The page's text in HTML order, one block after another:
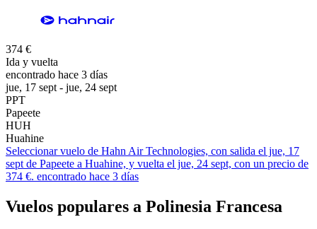
374 €
Ida y vuelta
encontrado hace 3 días
jue, 17 sept - jue, 24 sept
PPT
Papeete
HUH
Huahine
Seleccionar vuelo de Hahn Air Technologies, con salida el jue, 17
sept de Papeete a Huahine, y vuelta el jue, 24 sept, con un precio de
374 €. encontrado hace 3 días
Vuelos populares a Polinesia Francesa